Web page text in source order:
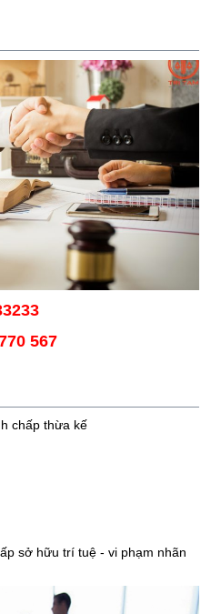
567
chấp thừa kế
sở hữu trí tuệ - vi phạm nhãn